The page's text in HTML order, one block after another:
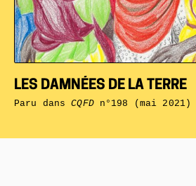
LES DAMNÉES DE LA TERRE
Paru dansCQFDn°198 (mai 2021)